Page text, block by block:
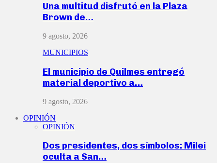
Una multitud disfrutó en la Plaza
Brown de…
9 agosto, 2026
MUNICIPIOS
El municipio de Quilmes entregó
material deportivo a…
9 agosto, 2026
OPINIÓN
OPINIÓN
Dos presidentes, dos símbolos: Milei
oculta a San…